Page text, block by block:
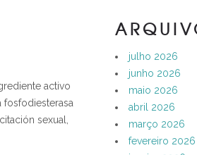
activo
sexual,
julho 2026
junho 2026
maio 2026
abril 2026
março 2026
fevereiro 2026